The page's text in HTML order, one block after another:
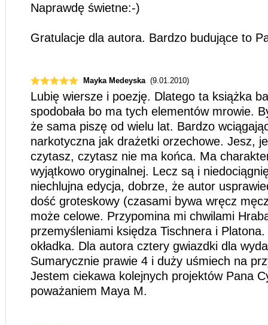
Naprawdę świetne:-)
Gratulacje dla autora. Bardzo budujące to
Mayka Medeyska (9.01.2010)
Lubię wiersze i poezję. Dlatego ta książka
spodobała bo ma tych elementów mrowie.
że sama piszę od wielu lat. Bardzo
narkotyczna jak drażetki orzechowe. Jesz,
czytasz, czytasz nie ma końca. Ma
wyjątkowo oryginalnej. Lecz są i
niechlujna edycja, dobrze, że autor
dość groteskowy (czasami bywa wręcz
może celowe. Przypomina mi chwilami
przemyśleniami księdza Tischnera i
okładka. Dla autora cztery gwiazdki dla
Sumarycznie prawie 4 i duży uśmiech na
Jestem ciekawa kolejnych projektów Pana
poważaniem Maya M.